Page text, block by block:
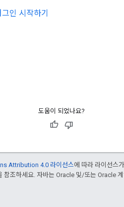
인 시작하기
도움이 되었나요?
Attribution 4.0 라이선스에 따라 라이선스
참조하세요. 자바는 Oracle 및/또는 Oracle